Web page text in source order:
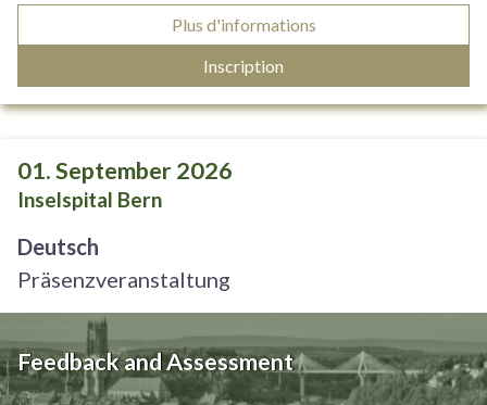
Plus d'informations
Inscription
01. September 2026
Inselspital Bern
Deutsch
Präsenzveranstaltung
Feedback and Assessment